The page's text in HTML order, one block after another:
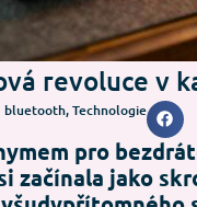
revoluce v
bluetooth,Technologie
pro
začínala jako